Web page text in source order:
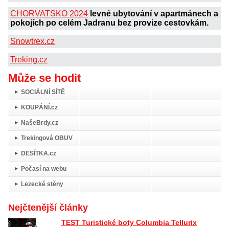
CHORVATSKO 2024 levné ubytování v apartmánech a
pokojích po celém Jadranu bez provize cestovkám.
Snowtrex.cz
Treking.cz
Může se hodit
SOCIÁLNÍ SÍTĚ
KOUPÁNÍ.cz
NašeBrdy.cz
Trekingová OBUV
DESÍTKA.cz
Počasí na webu
Lezecké stěny
Nejčtenější články
TEST Turistické boty Columbia Tellurix